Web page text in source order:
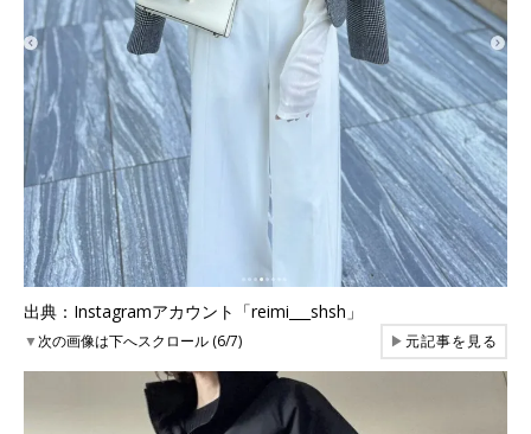
出典：Instagramアカウント「reimi___shsh」
▼次の画像は下へスクロール (6/7) ▶元記事を見る